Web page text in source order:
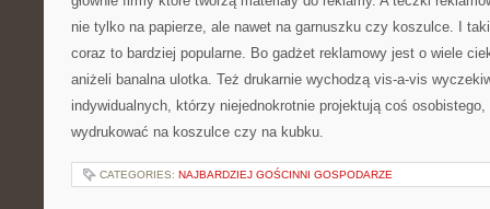
nie tylko na papierze, ale nawet na garnuszku czy koszulce. I
coraz to bardziej popularne. Bo gadżet reklamowy jest o wiele
aniżeli banalna ulotka. Też drukarnie wychodzą vis-a-vis
indywidualnych, którzy niejednokrotnie projektują coś
wydrukować na koszulce czy na kubku.
CATEGORIES: NAJBARDZIEJ GOŚCINNI GOSPODARZE